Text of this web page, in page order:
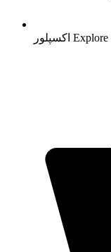
اکسپلور Explore